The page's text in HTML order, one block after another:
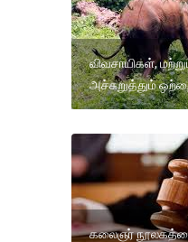
விவசாயிகள்,
அச்சுறுத்தும்
கலைஞர்